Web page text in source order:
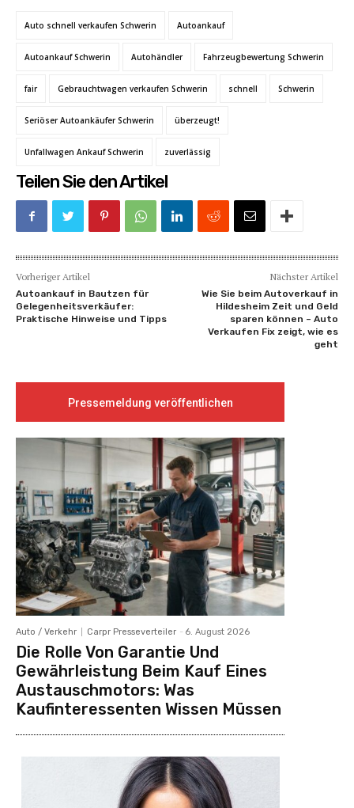
Auto schnell verkaufen Schwerin Autoankauf
Autoankauf Schwerin Autohändler Fahrzeugbewertung Schwerin
fair Gebrauchtwagen verkaufen Schwerin schnell Schwerin
Seriöser Autoankäufer Schwerin überzeugt!
Unfallwagen Ankauf Schwerin zuverlässig
Teilen Sie den Artikel
Vorheriger Artikel
Autoankauf in Bautzen für
Gelegenheitsverkäufer:
Praktische Hinweise und Tipps
Nächster Artikel
Wie Sie beim Autoverkauf in
Hildesheim Zeit und Geld
sparen können – Auto
Verkaufen Fix zeigt, wie es
geht
Pressemeldung veröffentlichen
Auto / Verkehr Carpr Presseverteiler - 6. August 2026
Die Rolle Von Garantie Und
Gewährleistung Beim Kauf Eines
Austauschmotors: Was
Kaufinteressenten Wissen Müssen